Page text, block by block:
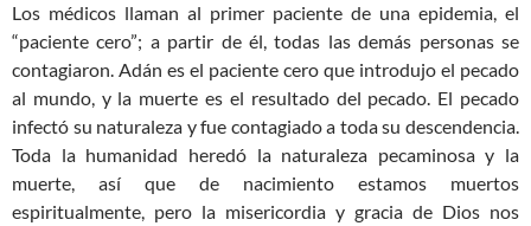
Los médicos llaman al primer paciente de una epidemia, el
“paciente cero”; a partir de él, todas las demás personas se
contagiaron. Adán es el paciente cero que introdujo el pecado
al mundo, y la muerte es el resultado del pecado. El pecado
infectó su naturaleza y fue contagiado a toda su descendencia.
Toda la humanidad heredó la naturaleza pecaminosa y la
muerte, así que de nacimiento estamos muertos
espiritualmente, pero la misericordia y gracia de Dios nos